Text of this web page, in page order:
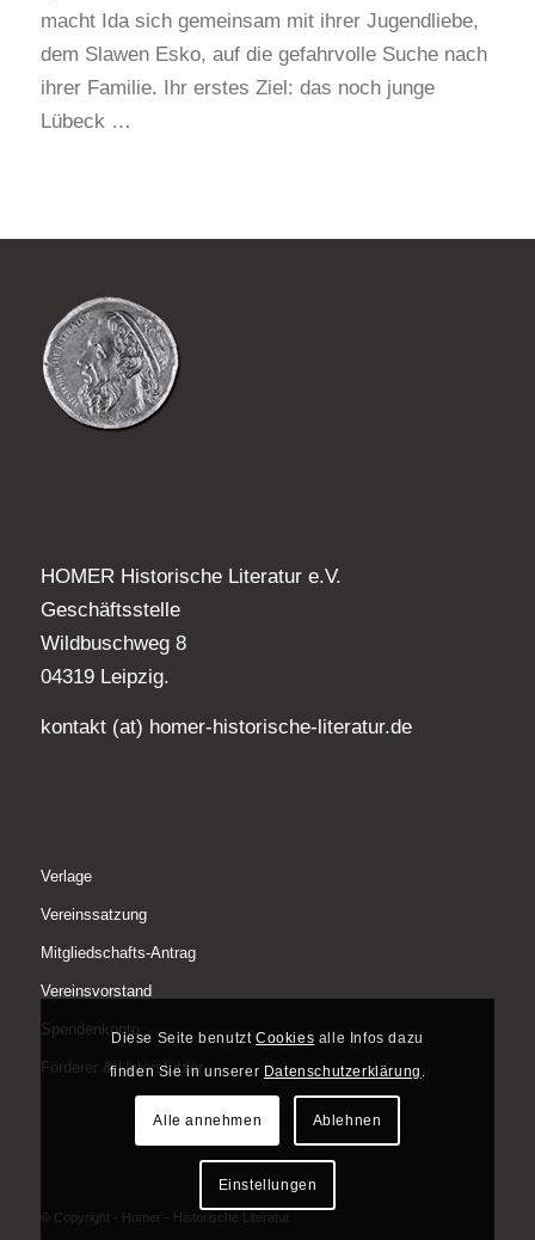
macht Ida sich gemeinsam mit ihrer Jugendliebe,
dem Slawen Esko, auf die gefahrvolle Suche nach
ihrer Familie. Ihr erstes Ziel: das noch junge
Lübeck …
HOMER Historische Literatur e.V.
Geschäftsstelle
Wildbuschweg 8
04319 Leipzig.
kontakt (at) homer-historische-literatur.de
Verlage
Vereinssatzung
Mitgliedschafts-Antrag
Vereinsvorstand
Spendenkonto
Förderer & Unterstützer
© Copyright - Homer - Historische Literatur
Diese Seite benutztCookies alle Infos dazu
finden Sie in unserer Datenschutzerklärung
Alle annehmen Ablehnen
Einstellungen